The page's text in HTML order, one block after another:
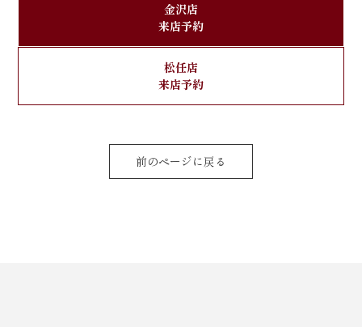
金沢店
来店予約
松任店
来店予約
前のページに戻る